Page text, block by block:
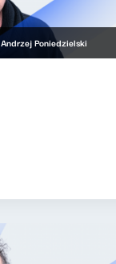
Andrzej Poniedzielski